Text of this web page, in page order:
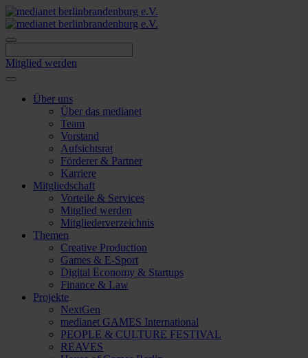
Skip
to
content
Mitglied werden
Über uns
Über das medianet
Team
Vorstand
Aufsichtsrat
Förderer & Partner
Karriere
Mitgliedschaft
Vorteile & Services
Mitglied werden
Mitgliederverzeichnis
Themen
Creative Production
Games & E-Sport
Digital Economy & Startups
Finance & Law
Projekte
NextGen
medianet GAMES International
PEOPLE & CULTURE FESTIVAL
REAVES